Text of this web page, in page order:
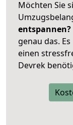
Möchten Sie
entspannen?
genau das.
einen
Devrek